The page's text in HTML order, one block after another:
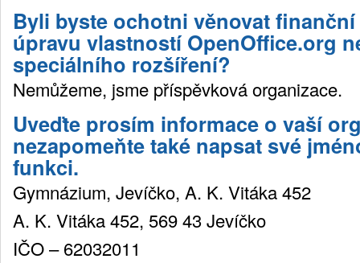
Byli byste ochotni věnovat
úpravu vlastností OpenOffice.org
speciálního rozšíření?
Nemůžeme, jsme příspěvková organizace.
Uveďte prosím informace o vaší
nezapomeňte také napsat své
funkci.
Gymnázium, Jevíčko, A. K. Vitáka 452
A. K. Vitáka 452, 569 43 Jevíčko
IČO – 62032011